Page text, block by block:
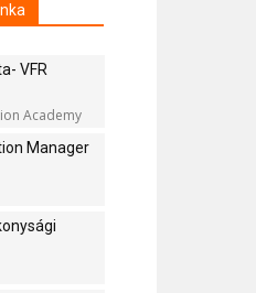
VFR
Academy
Manager